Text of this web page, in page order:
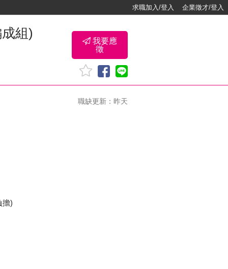
求職加入/登入 企業徵才/登入
組)
我要應
徵
職缺更新：昨天
擔)